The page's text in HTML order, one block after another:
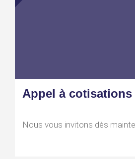
Appel à cotisations
Nous vous invitons dès